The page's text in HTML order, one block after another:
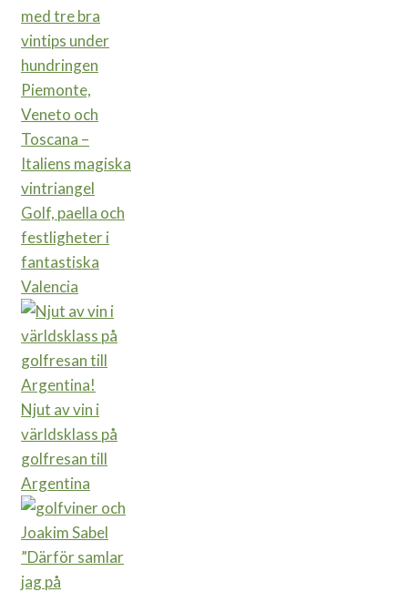
Piemonte,
Veneto och
Toscana –
Italiens magiska
vintriangel
Golf, paella och
festligheter i
fantastiska
Valencia
Njut av vin i
världsklass på
golfresan till
Argentina
”Därför samlar
jag på